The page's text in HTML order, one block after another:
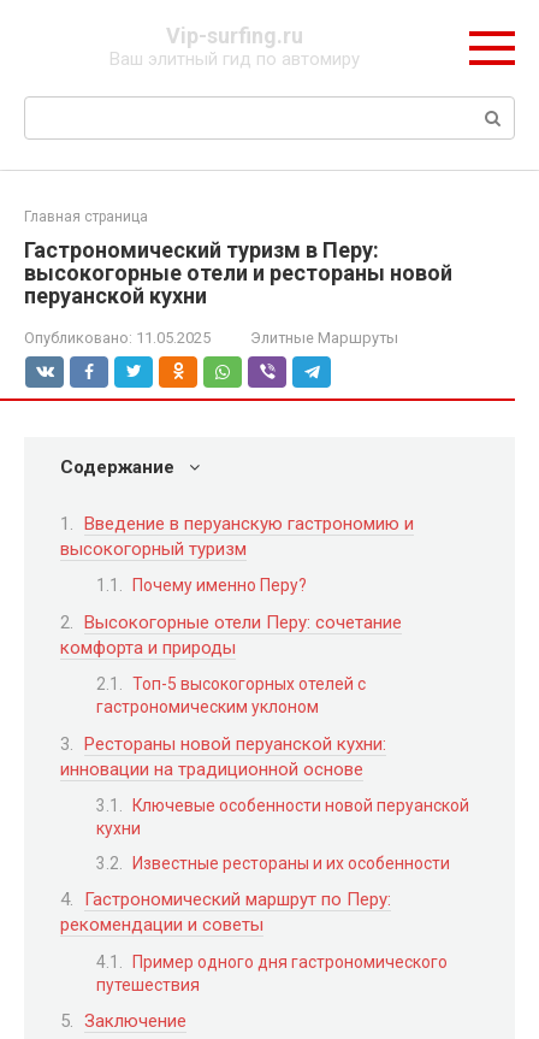
Vip-surfing.ru
Ваш элитный гид по автомиру
Поиск:
Главная страница
Гастрономический туризм в Перу:
высокогорные отели и рестораны новой
перуанской кухни
Опубликовано: 11.05.2025 Элитные Маршруты
Содержание
Введение в перуанскую гастрономию и
высокогорный туризм
Почему именно Перу?
Высокогорные отели Перу: сочетание
комфорта и природы
Топ-5 высокогорных отелей с
гастрономическим уклоном
Рестораны новой перуанской кухни:
инновации на традиционной основе
Ключевые особенности новой перуанской
кухни
Известные рестораны и их особенности
Гастрономический маршрут по Перу:
рекомендации и советы
Пример одного дня гастрономического
путешествия
Заключение